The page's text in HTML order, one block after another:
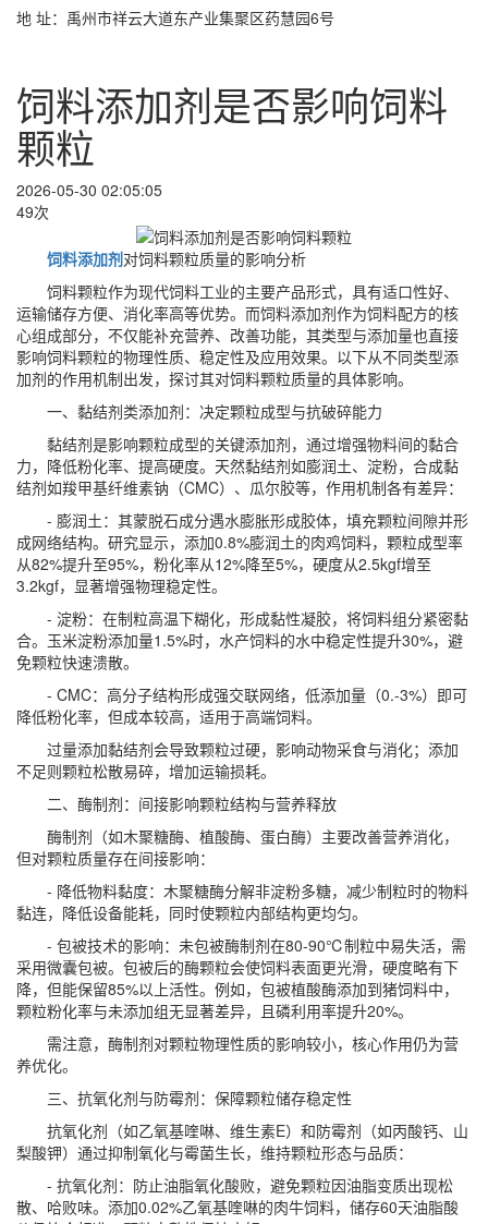
地 址：禹州市祥云大道东产业集聚区药慧园6号
饲料添加剂是否影响饲料
颗粒
2026-05-30 02:05:05
49次
饲料添加剂对饲料颗粒质量的影响分析
饲料颗粒作为现代饲料工业的主要产品形式，具有适口性好、
运输储存方便、消化率高等优势。而饲料添加剂作为饲料配方的核
心组成部分，不仅能补充营养、改善功能，其类型与添加量也直接
影响饲料颗粒的物理性质、稳定性及应用效果。以下从不同类型添
加剂的作用机制出发，探讨其对饲料颗粒质量的具体影响。
一、黏结剂类添加剂：决定颗粒成型与抗破碎能力
黏结剂是影响颗粒成型的关键添加剂，通过增强物料间的黏合
力，降低粉化率、提高硬度。天然黏结剂如膨润土、淀粉，合成黏
结剂如羧甲基纤维素钠（CMC）、瓜尔胶等，作用机制各有差异：
- 膨润土：其蒙脱石成分遇水膨胀形成胶体，填充颗粒间隙并形
成网络结构。研究显示，添加0.8%膨润土的肉鸡饲料，颗粒成型率
从82%提升至95%，粉化率从12%降至5%，硬度从2.5kgf增至
3.2kgf，显著增强物理稳定性。
- 淀粉：在制粒高温下糊化，形成黏性凝胶，将饲料组分紧密黏
合。玉米淀粉添加量1.5%时，水产饲料的水中稳定性提升30%，避
免颗粒快速溃散。
- CMC：高分子结构形成强交联网络，低添加量（0.-3%）即可
降低粉化率，但成本较高，适用于高端饲料。
过量添加黏结剂会导致颗粒过硬，影响动物采食与消化；添加
不足则颗粒松散易碎，增加运输损耗。
二、酶制剂：间接影响颗粒结构与营养释放
酶制剂（如木聚糖酶、植酸酶、蛋白酶）主要改善营养消化，
但对颗粒质量存在间接影响：
- 降低物料黏度：木聚糖酶分解非淀粉多糖，减少制粒时的物料
黏连，降低设备能耗，同时使颗粒内部结构更均匀。
- 包被技术的影响：未包被酶制剂在80-90℃制粒中易失活，需
采用微囊包被。包被后的酶颗粒会使饲料表面更光滑，硬度略有下
降，但能保留85%以上活性。例如，包被植酸酶添加到猪饲料中，
颗粒粉化率与未添加组无显著差异，且磷利用率提升20%。
需注意，酶制剂对颗粒物理性质的影响较小，核心作用仍为营
养优化。
三、抗氧化剂与防霉剂：保障颗粒储存稳定性
抗氧化剂（如乙氧基喹啉、维生素E）和防霉剂（如丙酸钙、山
梨酸钾）通过抑制氧化与霉菌生长，维持颗粒形态与品质：
- 抗氧化剂：防止油脂氧化酸败，避免颗粒因油脂变质出现松
散、哈败味。添加0.02%乙氧基喹啉的肉牛饲料，储存60天油脂酸